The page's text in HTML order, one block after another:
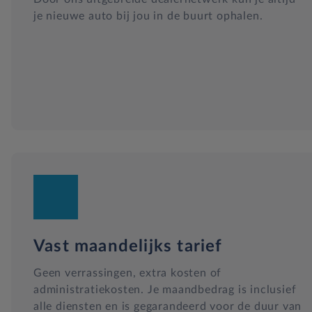
Cross-Traffic Alert inclusief remmen
Telefoon integratie Apple CarPlay, Android Auto, 999
maanden abonnement op Mirrorlink, Apple draadloze
je nieuwe auto bij jou in de buurt ophalen.
Vast maandelijks tarief
Geen verrassingen, extra kosten of
administratiekosten. Je maandbedrag is inclusief
alle diensten en is gegarandeerd voor de duur van